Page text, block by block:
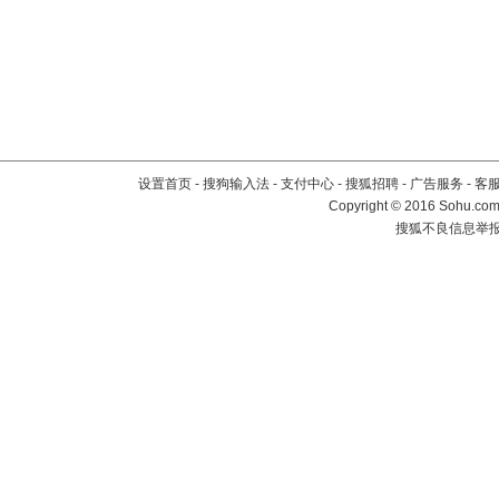
设置首页 - 搜狗输入法 - 支付中心 - 搜狐招聘 - 广告服务 - 客
Copyright©2016
搜狐不良信息举